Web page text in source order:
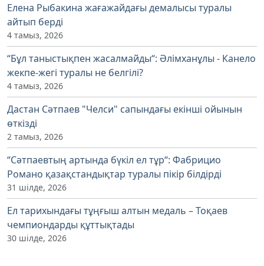
Елена Рыбакина жағажайдағы демалысы туралы
айтып берді
4 тамыз, 2026
“Бұл таныстықпен жасалмайды“: Әлімханұлы - Канело
жекпе-жегі туралы не белгілі?
4 тамыз, 2026
Дастан Сәтпаев "Челси" сапындағы екінші ойынын
өткізді
2 тамыз, 2026
“Сәтпаевтың артында бүкіл ел тұр“: Фабрицио
Романо қазақстандықтар туралы пікір білдірді
31 шілде, 2026
Ел тарихындағы тұңғыш алтын медаль – Тоқаев
чемпиондарды құттықтады
30 шілде, 2026